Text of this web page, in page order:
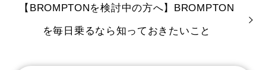
【BROMPTONを検討中の方へ】BROMPTON
を毎日乗るなら知っておきたいこと